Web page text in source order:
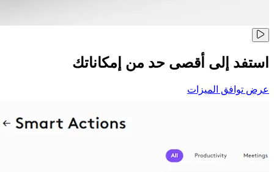
استفد إلى أقصى حد من إمكاناتك
عرض توافق الميزات